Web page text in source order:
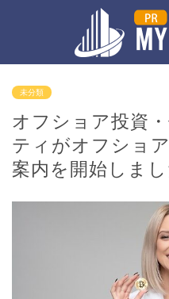
未分類
オフショア投資
ティがオフショ
案内を開始しまし